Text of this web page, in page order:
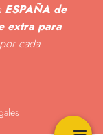
ESPAÑA de
extra para
cada